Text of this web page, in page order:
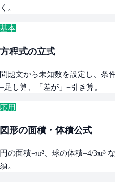
く。
基本
方程式の立式
問題文から未知数を設定し、条
=足し算、「差が」=引き算。
応用
図形の面積・体積公式
円の面積=πr²、球の体積=4/3πr³
須。